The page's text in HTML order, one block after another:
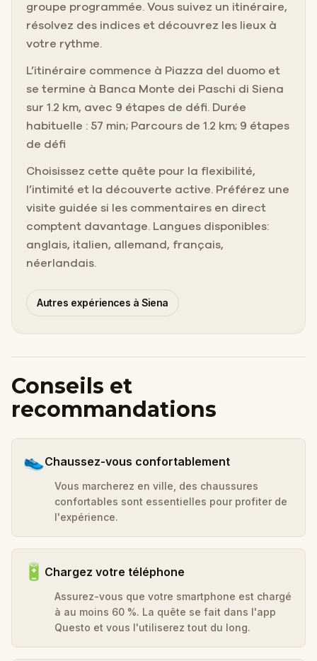
groupe programmée. Vous suivez un itinéraire,
résolvez des indices et découvrez les lieux à
votre rythme.
L’itinéraire commence à Piazza del duomo et
se termine à Banca Monte dei Paschi di Siena
sur 1.2 km, avec 9 étapes de défi. Durée
habituelle : 57 min; Parcours de 1.2 km; 9 étapes
de défi
Choisissez cette quête pour la flexibilité,
l’intimité et la découverte active. Préférez une
visite guidée si les commentaires en direct
comptent davantage. Langues disponibles:
anglais, italien, allemand, français,
néerlandais.
Autres expériences à Siena
Conseils et
recommandations
👟Chaussez-vous confortablement
Vous marcherez en ville, des chaussures
confortables sont essentielles pour profiter de
l'expérience.
🔋 Chargez votre téléphone
Assurez-vous que votre smartphone est chargé
à au moins 60 %. La quête se fait dans l'app
Questo et vous l'utiliserez tout du long.